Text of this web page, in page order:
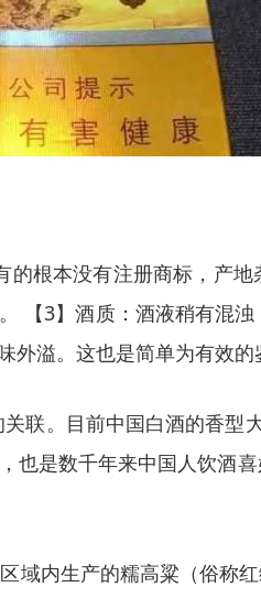
根本没有注册商标，产
3】酒质：酒液稍有混
溢。这也是简单为有效的
联。目前中国白酒的香
是数千年来中国人饮酒
内生产的糯高粱（俗称